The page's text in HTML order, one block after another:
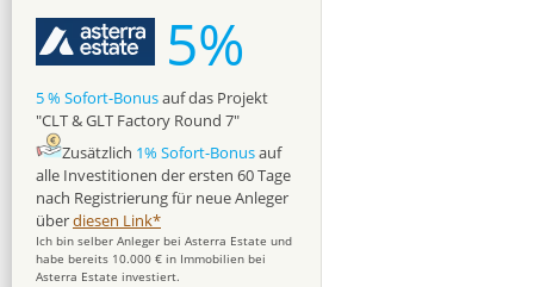
5%
5 % Sofort-Bonusauf das Projekt
"CLT & GLT Factory Round 7"
Zusätzlich 1% Sofort-Bonusauf
alle Investitionen der ersten 60 Tage
nach Registrierung für neue Anleger
überdiesen Link*
Ich bin selber Anleger bei Asterra Estate und
habe bereits 10.000 € in Immobilien bei
Asterra Estate investiert.